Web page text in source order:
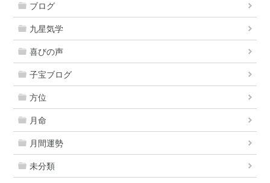
ブログ
九星気学
喜びの声
子宝ブログ
方位
月命
月間運勢
未分類